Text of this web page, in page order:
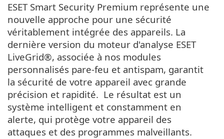
ESET Smart Security Premium représente une
nouvelle approche pour une sécurité
véritablement intégrée des appareils. La
dernière version du moteur d'analyse ESET
LiveGrid®, associée à nos modules
personnalisés pare-feu et antispam, garantit
la sécurité de votre appareil avec grande
précision et rapidité. Le résultat est un
système intelligent et constamment en
alerte, qui protège votre appareil des
attaques et des programmes malveillants.